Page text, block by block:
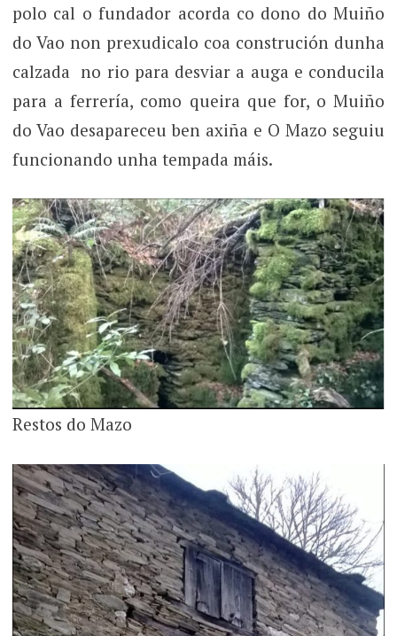
polo cal o fundador acorda co dono do Muiño
do Vao non prexudicalo coa construción dunha
calzada no rio para desviar a auga e conducila
para a ferrería, como queira que for, o Muiño
do Vao desapareceu ben axiña e O Mazo seguiu
funcionando unha tempada máis.
Restos do Mazo